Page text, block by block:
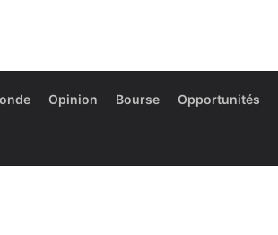
Opinion Bourse Opportunités